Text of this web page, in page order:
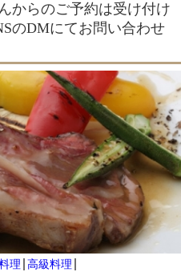
からのご予約は受け付け
のDMにてお問い合わせ
理 高級料理